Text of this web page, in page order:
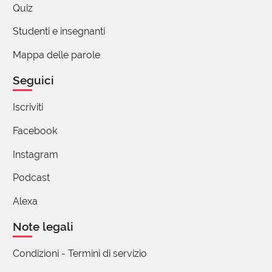
tratta di una storia audiovisionaria creata a Città del
Messico, usando come "lente per vedere" un
https://vimeo.com/70850368
grazie F.
Quiz
Studenti e insegnanti
Mappa delle parole
Seguici
Iscriviti
Facebook
Instagram
Podcast
Alexa
Note legali
Condizioni - Termini di servizio